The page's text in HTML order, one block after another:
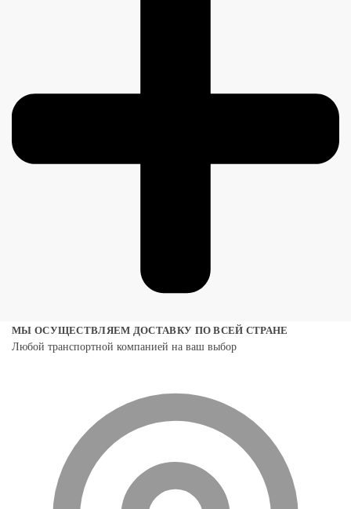
МЫ ОСУЩЕСТВЛЯЕМ ДОСТАВКУ ПО ВСЕЙ СТРАНЕ
Любой транспортной компанией на ваш выбор